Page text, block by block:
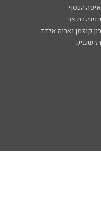
איפה הכסף
פנינה בת צבי
רון קופמן ואריה אלדד
רז שכניק